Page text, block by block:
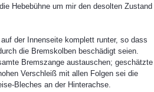
Hebebühne um mir den desolten Zustand
der Innenseite komplett runter, so dass
die Bremskolben beschädigt seien.
Bremszange austauschen; geschätzte
Verschleiß mit allen Folgen sei die
Bleches an der Hinterachse.